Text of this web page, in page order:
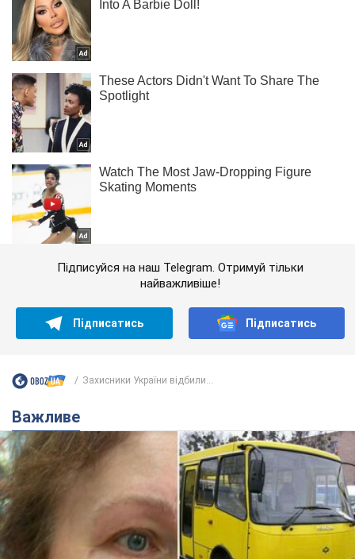
Підписуйся на наш Telegram. Отримуй тільки
найважливіше!
Підписатись Підписатись
Захисники України відбили...
Важливе